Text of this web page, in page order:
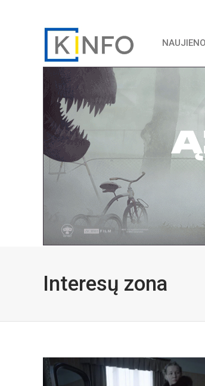
Interesų zona